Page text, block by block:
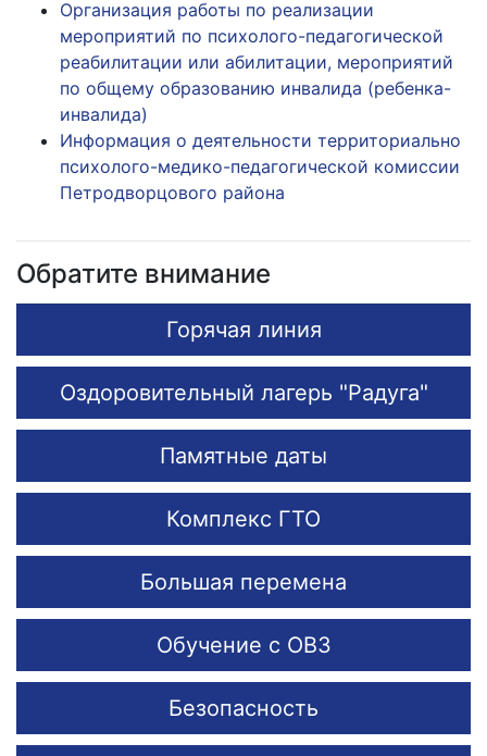
Организация работы по реализации
мероприятий по психолого-педагогической
реабилитации или абилитации, мероприятий
по общему образованию инвалида (ребенка-
инвалида)
Информация о деятельности территориально
психолого-медико-педагогической комиссии
Петродворцового района
Обратите внимание
Горячая линия
Оздоровительный лагерь "Радуга"
Памятные даты
Комплекс ГТО
Большая перемена
Обучение с ОВЗ
Безопасность